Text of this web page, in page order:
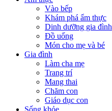
Vào bếp
Khám phá ẩm thực
Dinh dưỡng gia đình
Đồ uống
Món cho mẹ và bé
Gia đình
Làm cha mẹ
Trang trí
Mang thai
Chăm con
Giáo dục con
Sống khỏe